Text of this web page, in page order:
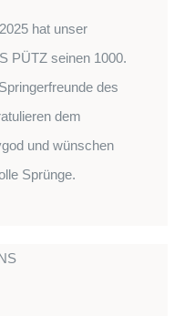
hat unser
PÜTZ seinen 1000.
des
dem
und wünschen
Sprünge.